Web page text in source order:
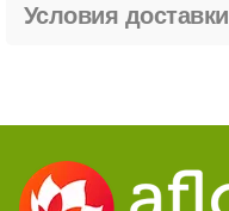
Условия доставки